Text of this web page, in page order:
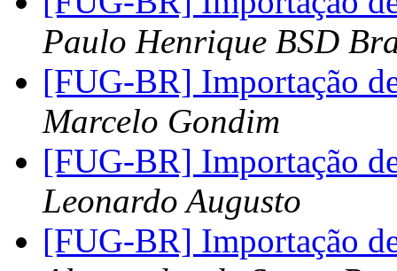
Paulo Henrique BSD
[FUG-BR] Importação
Marcelo Gondim
[FUG-BR] Importação
Leonardo Augusto
[FUG-BR] Importação